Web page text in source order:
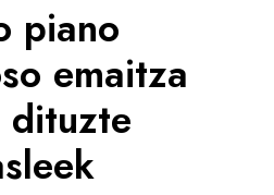
piano
emaitza